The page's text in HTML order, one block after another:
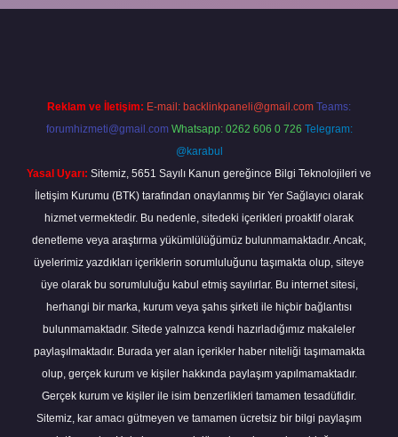
Reklam ve İletişim: E-mail: backlinkpaneli@gmail.com Teams:
forumhizmeti@gmail.com Whatsapp: 0262 606 0 726 Telegram:
@karabul
Yasal Uyarı: Sitemiz, 5651 Sayılı Kanun gereğince Bilgi Teknolojileri ve
İletişim Kurumu (BTK) tarafından onaylanmış bir Yer Sağlayıcı olarak
hizmet vermektedir. Bu nedenle, sitedeki içerikleri proaktif olarak
denetleme veya araştırma yükümlülüğümüz bulunmamaktadır. Ancak,
üyelerimiz yazdıkları içeriklerin sorumluluğunu taşımakta olup, siteye
üye olarak bu sorumluluğu kabul etmiş sayılırlar. Bu internet sitesi,
herhangi bir marka, kurum veya şahıs şirketi ile hiçbir bağlantısı
bulunmamaktadır. Sitede yalnızca kendi hazırladığımız makaleler
paylaşılmaktadır. Burada yer alan içerikler haber niteliği taşımamakta
olup, gerçek kurum ve kişiler hakkında paylaşım yapılmamaktadır.
Gerçek kurum ve kişiler ile isim benzerlikleri tamamen tesadüfidir.
Sitemiz, kar amacı gütmeyen ve tamamen ücretsiz bir bilgi paylaşım